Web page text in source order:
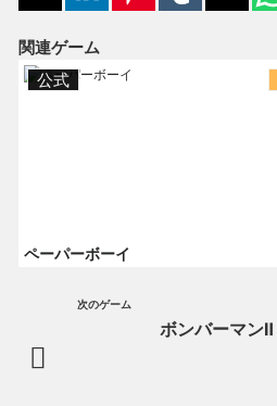
関連ゲーム
公式
ペーパーボーイ
次のゲーム
ボンバーマンⅡ